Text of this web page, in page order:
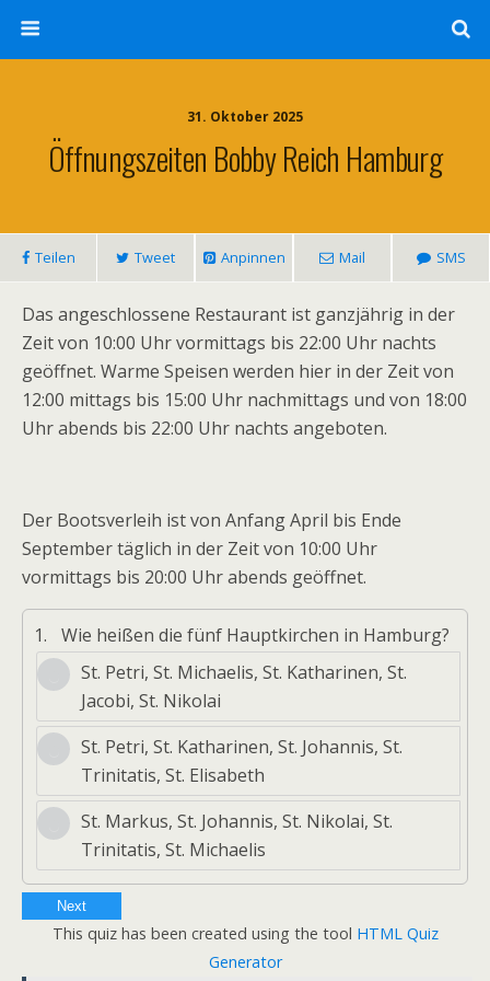
31. Oktober 2025
Öffnungszeiten Bobby Reich Hamburg
Teilen Tweet Anpinnen Mail SMS
Das angeschlossene Restaurant ist ganzjährig in der
Zeit von 10:00 Uhr vormittags bis 22:00 Uhr nachts
geöffnet. Warme Speisen werden hier in der Zeit von
12:00 mittags bis 15:00 Uhr nachmittags und von 18:00
Uhr abends bis 22:00 Uhr nachts angeboten.
Der Bootsverleih ist von Anfang April bis Ende
September täglich in der Zeit von 10:00 Uhr
vormittags bis 20:00 Uhr abends geöffnet.
1.
Wie heißen die fünf Hauptkirchen in Hamburg?
St. Petri, St. Michaelis, St. Katharinen, St.
Jacobi, St. Nikolai
St. Petri, St. Katharinen, St. Johannis, St.
Trinitatis, St. Elisabeth
St. Markus, St. Johannis, St. Nikolai, St.
Trinitatis, St. Michaelis
Next
This quiz has been created using the tool HTML Quiz
Generator